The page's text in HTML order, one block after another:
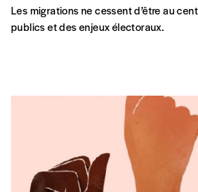
Les migrations ne cessent d’être au
publics et des enjeux électoraux.